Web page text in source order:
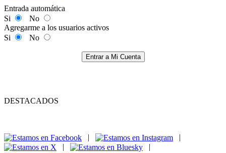
Entrada automática
Si
No
Agregarme a los usuarios activos
Si
No
Entrar a Mi Cuenta
DESTACADOS
|
|
|
|